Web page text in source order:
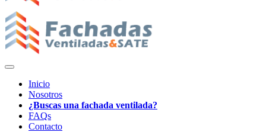
Inicio
Nosotros
¿Buscas una fachada ventilada?
FAQs
Contacto